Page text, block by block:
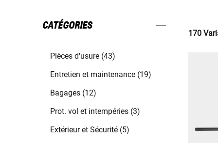
CATÉGORIES
Pièces d'usure (43)
Entretien et maintenance (19)
Bagages (12)
Prot. vol et intempéries (3)
Extérieur et Sécurité (5)
170